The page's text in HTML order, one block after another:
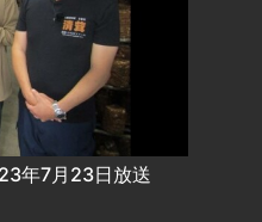
年7月23日放送